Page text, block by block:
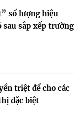
số lượng hiệu
sắp xếp trường
triệt để cho các
đặc biệt